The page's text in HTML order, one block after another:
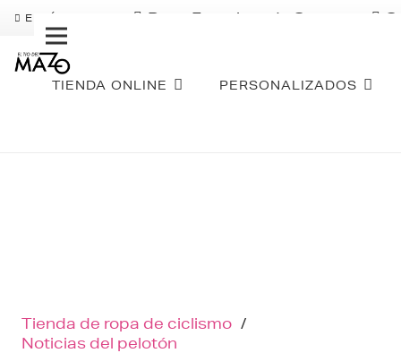
ENVÍO GRATIS Pago Fraccionado Sequra
TIENDA ONLINE PERSONALIZADOS
Tienda de ropa de ciclismo /
Noticias del pelotón